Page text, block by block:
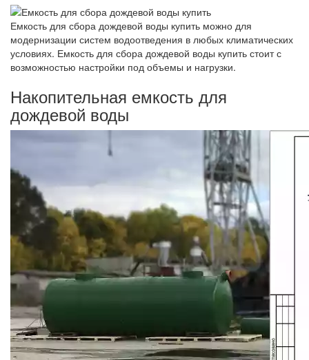
Емкость для сбора дождевой воды купить можно для
модернизации систем водоотведения в любых климатических
условиях. Емкость для сбора дождевой воды купить стоит с
возможностью настройки под объемы и нагрузки.
Накопительная емкость для
дождевой воды